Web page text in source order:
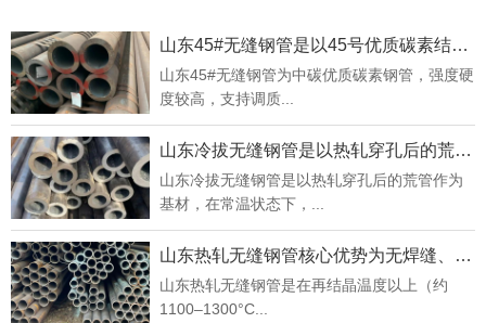
山东45#无缝钢管是以45号优质碳素结构钢管坯加工制成
山东45#无缝钢管为中碳优质碳素钢管，强度硬
度较高，支持调质...
山东冷拔无缝钢管是以热轧穿孔后的荒管作为基材
山东冷拔无缝钢管是以热轧穿孔后的荒管作为
基材，在常温状态下，...
山东热轧无缝钢管核心优势为无焊缝、高压强、韧性好、成本适中
山东热轧无缝钢管是在再结晶温度以上（约
1100–1300°C...